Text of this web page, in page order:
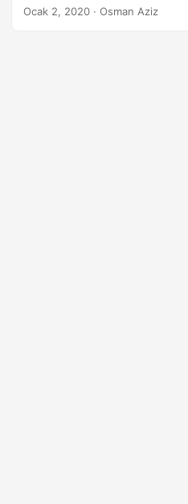
Ocak 2, 2020 · Osman Aziz